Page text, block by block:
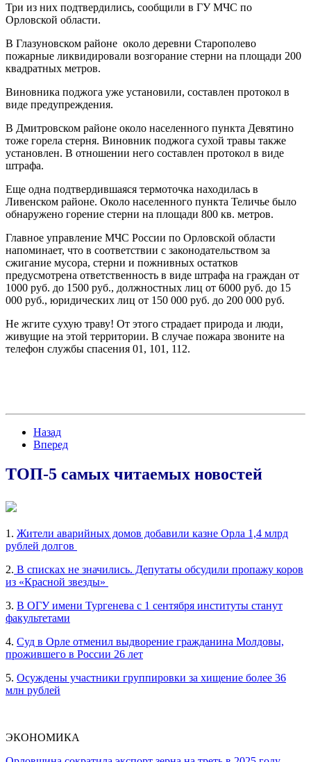
Три из них подтвердились, сообщили в ГУ МЧС по
Орловской области.
В Глазуновском районе около деревни Старополево
пожарные ликвидировали возгорание стерни на площади 200
квадратных метров.
Виновника поджога уже установили, составлен протокол в
виде предупреждения.
В Дмитровском районе около населенного пункта Девятино
тоже горела стерня. Виновник поджога сухой травы также
установлен. В отношении него составлен протокол в виде
штрафа.
Еще одна подтвердившаяся термоточка находилась в
Ливенском районе. Около населенного пункта Теличье было
обнаружено горение стерни на площади 800 кв. метров.
Главное управление МЧС России по Орловской области
напоминает, что в соответствии с законодательством за
сжигание мусора, стерни и пожнивных остатков
предусмотрена ответственность в виде штрафа на граждан от
1000 руб. до 1500 руб., должностных лиц от 6000 руб. до 15
000 руб., юридических лиц от 150 000 руб. до 200 000 руб.
Не жгите сухую траву! От этого страдает природа и люди,
живущие на этой территории. В случае пожара звоните на
телефон службы спасения 01, 101, 112.
Назад
Вперед
ТОП-5 самых читаемых новостей
1. Жители аварийных домов добавили казне Орла 1,4 млрд
рублей долгов
2. В списках не значились. Депутаты обсудили пропажу коров
из «Красной звезды»
3. В ОГУ имени Тургенева с 1 сентября институты станут
факультетами
4. Суд в Орле отменил выдворение гражданина Молдовы,
прожившего в России 26 лет
5. Осуждены участники группировки за хищение более 36
млн рублей
ЭКОНОМИКА